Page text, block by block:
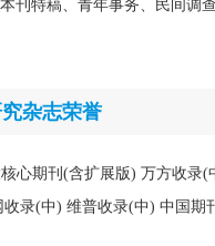
刊特稿、青年事务、民间调
杂志荣誉
核心期刊(含扩展版) 万方收录
录(中) 维普收录(中) 中国期